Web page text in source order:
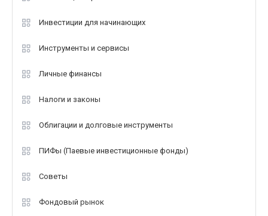
Инвестиции для начинающих
Инструменты и сервисы
Личные финансы
Налоги и законы
Облигации и долговые инструменты
ПИФы (Паевые инвестиционные фонды)
Советы
Фондовый рынок